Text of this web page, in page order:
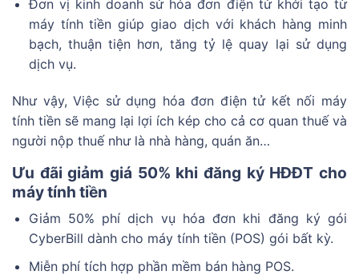
Đơn vị kinh doanh sử hóa đơn điện tử khởi tạo từ
máy tính tiền giúp giao dịch với khách hàng minh
bạch, thuận tiện hơn, tăng tỷ lệ quay lại sử dụng
dịch vụ.
Như vậy, Việc sử dụng hóa đơn điện tử kết nối máy
tính tiền sẽ mang lại lợi ích kép cho cả cơ quan thuế và
người nộp thuế như là nhà hàng, quán ăn…
Ưu đãi giảm giá 50% khi đăng ký HĐĐT cho
máy tính tiền
Giảm 50% phí dịch vụ hóa đơn khi đăng ký gói
CyberBill dành cho máy tính tiền (POS) gói bất kỳ.
Miễn phí tích hợp phần mềm bán hàng POS.